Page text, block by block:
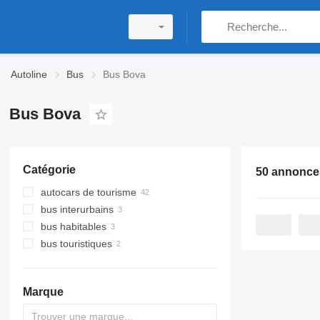
Autoline Bus Bus Bova
Bus Bova
Catégorie
autocars de tourisme
bus interurbains
bus habitables
bus touristiques
Marque
50